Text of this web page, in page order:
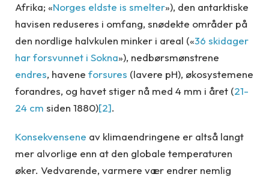
Afrika; «Norges eldste is smelter»), den antarktiske
havisen reduseres i omfang, snødekte områder på
den nordlige halvkulen minker i areal («36 skidager
har forsvunnet i Sokna»), nedbørsmønstrene
endres, havene forsures (lavere pH), økosystemene
forandres, og havet stiger nå med 4 mm i året (21-
24 cm siden 1880)[2].
Konsekvensene av klimaendringene er altså langt
mer alvorlige enn at den globale temperaturen
øker. Vedvarende, varmere vær endrer nemlig